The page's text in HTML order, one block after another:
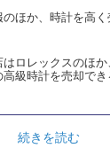
ほか、時計を高
ロレックスのほ
級時計を売却で
続きを読む